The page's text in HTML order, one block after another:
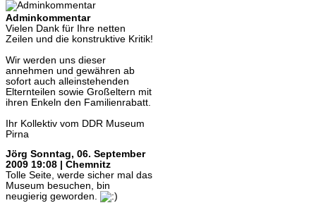
Adminkommentar
Vielen Dank für Ihre netten
Zeilen und die konstruktive Kritik!
Wir werden uns dieser
annehmen und gewähren ab
sofort auch alleinstehenden
Elternteilen sowie Großeltern mit
ihren Enkeln den Familienrabatt.
Ihr Kollektiv vom DDR Museum
Pirna
Jörg Sonntag, 06. September
2009 19:08 | Chemnitz
Tolle Seite, werde sicher mal das
Museum besuchen, bin
neugierig geworden.